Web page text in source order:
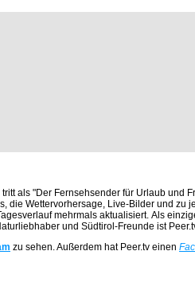
als "Der Fernsehsender für Urlaub und
Wettervorhersage, Live-Bilder und
mehrmals aktualisiert. Als
und Südtirol-Freunde ist
zu sehen. Außerdem hat Peer.tv einen